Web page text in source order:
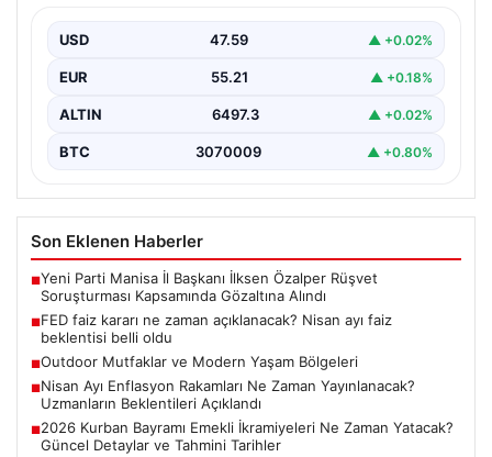
USD 47.59 ▲ +0.02%
EUR 55.21 ▲ +0.18%
ALTIN 6497.3 ▲ +0.02%
BTC 3070009 ▲ +0.80%
Son Eklenen Haberler
■Yeni Parti Manisa İl Başkanı İlksen Özalper Rüşvet
Soruşturması Kapsamında Gözaltına Alındı
■FED faiz kararı ne zaman açıklanacak? Nisan ayı faiz
beklentisi belli oldu
■Outdoor Mutfaklar ve Modern Yaşam Bölgeleri
■Nisan Ayı Enflasyon Rakamları Ne Zaman Yayınlanacak?
Uzmanların Beklentileri Açıklandı
■2026 Kurban Bayramı Emekli İkramiyeleri Ne Zaman Yatacak?
Güncel Detaylar ve Tahmini Tarihler